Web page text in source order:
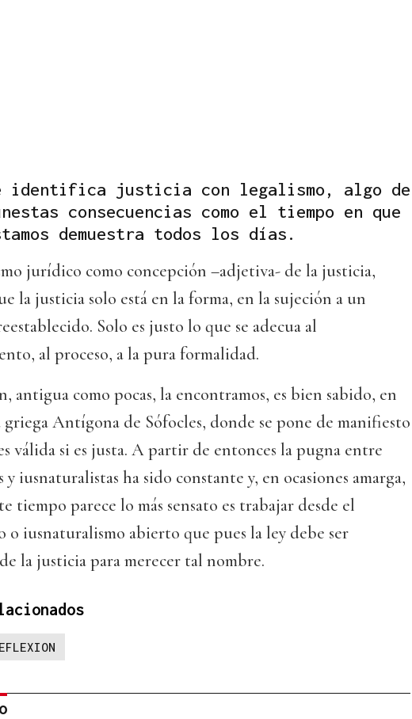
identifica justicia con legalismo, algo de
consecuencias como el tiempo en que
demuestra todos los días.
jurídico como concepción –adjetiva- de la justicia,
la justicia solo está en la forma, en la sujeción a un
Solo es justo lo que se adecua al
al proceso, a la pura formalidad.
antigua como pocas, la encontramos, es bien sabido, en
Antígona de Sófocles, donde se pone de manifiesto
válida si es justa. A partir de entonces la pugna entre
iusnaturalistas ha sido constante y, en ocasiones amarga,
tiempo parece lo más sensato es trabajar desde el
o iusnaturalismo abierto que pues la ley debe ser
la justicia para merecer tal nombre.